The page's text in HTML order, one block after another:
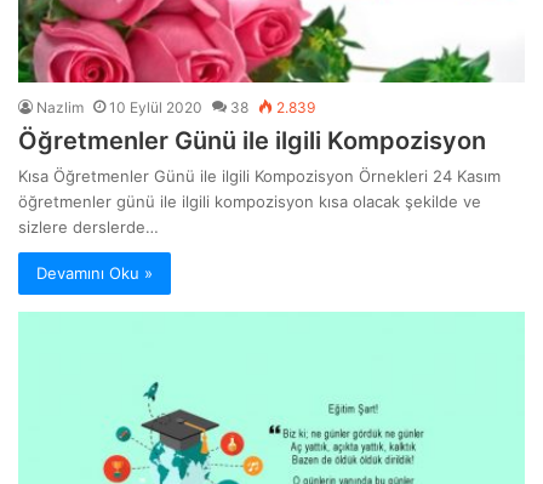
Nazlim 10 Eylül 2020 38 2.839
Öğretmenler Günü ile ilgili Kompozisyon
Kısa Öğretmenler Günü ile ilgili Kompozisyon Örnekleri 24 Kasım
öğretmenler günü ile ilgili kompozisyon kısa olacak şekilde ve
sizlere derslerde…
Devamını Oku »